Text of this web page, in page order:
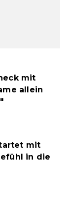
mit
allein
mit
in die